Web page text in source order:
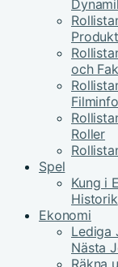
och
Roller
Spel
Kung i
Historik
Ekonomi
Lediga
Nästa
Räkna